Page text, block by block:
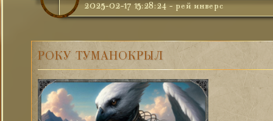
2025-02-17 15:28:24 - рей инверс
РОКУ ТУМАНОКРЫЛ